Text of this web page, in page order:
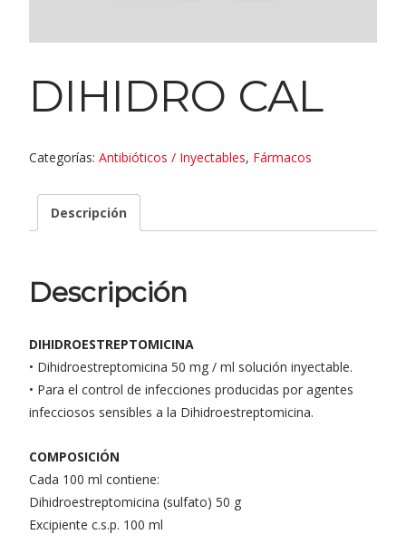
DIHIDRO CAL
Categorías: Antibióticos / Inyectables, Fármacos
Descripción
Descripción
DIHIDROESTREPTOMICINA
• Dihidroestreptomicina 50 mg / ml solución inyectable.
• Para el control de infecciones producidas por agentes
infecciosos sensibles a la Dihidroestreptomicina.
COMPOSICIÓN
Cada 100 ml contiene:
Dihidroestreptomicina (sulfato) 50 g
Excipiente c.s.p. 100 ml